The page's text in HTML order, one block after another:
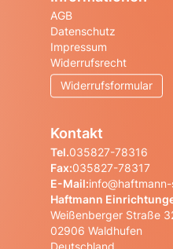
AGB
Datenschutz
Impressum
Widerrufsrecht
Widerrufsformular
Kontakt
Tel.035827-78316
Fax:035827-78317
E-Mail:
Haftmann
Weißenberger Straße
02906 Waldhufen
Deutschland